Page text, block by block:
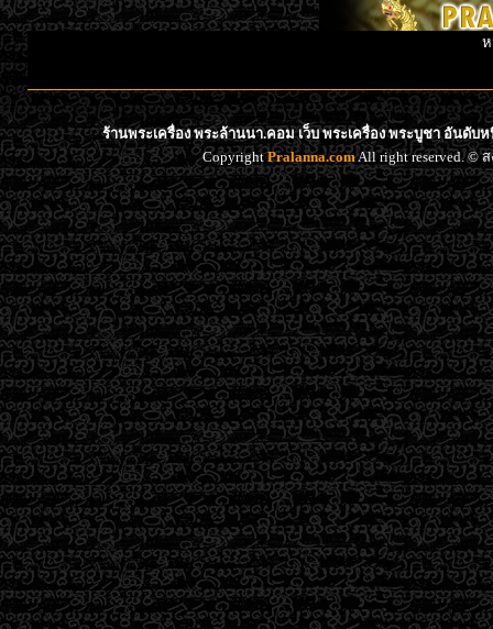
ร้านพระเครื่อง พระล้านนา.คอม เว็บ พระเครื่อง พระบูชา อันดับ
CopyrightPralanna.comAll right reserved. ©